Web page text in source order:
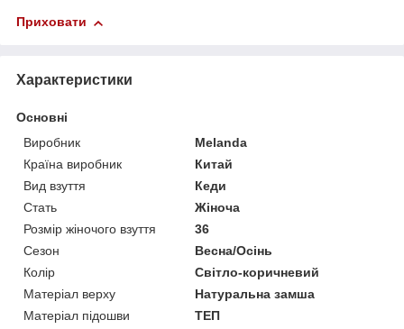
Приховати
Характеристики
Основні
Виробник
Melanda
Країна виробник
Китай
Вид взуття
Кеди
Стать
Жіноча
Розмір жіночого взуття
36
Сезон
Весна/Осінь
Колір
Світло-коричневий
Матеріал верху
Натуральна замша
Матеріал підошви
ТЕП